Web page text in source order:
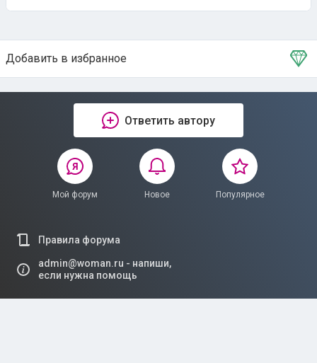
Добавить в избранное
Тема в избранном
Ответить автору
Мой форум Новое Популярное
Правила форума
admin@woman.ru - напиши,
если нужна помощь